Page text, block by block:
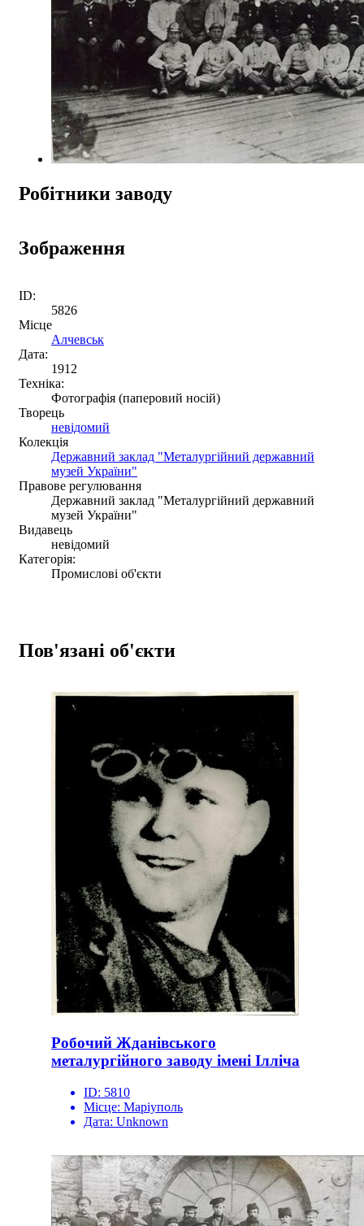
Робітники заводу
Зображення
ID:
5826
Місце
Алчевськ
Дата:
1912
Техніка:
Фотографія (паперовий носій)
Творець
невідомий
Колекція
Державний заклад "Металургійний державний
музей України"
Правове регулювання
Державний заклад "Металургійний державний
музей України"
Видавець
невідомий
Категорія:
Промислові об'єкти
Пов'язані об'єкти
Робочий Жданівського
металургійного заводу імені Ілліча
ID: 5810
Місце: Маріуполь
Дата: Unknown